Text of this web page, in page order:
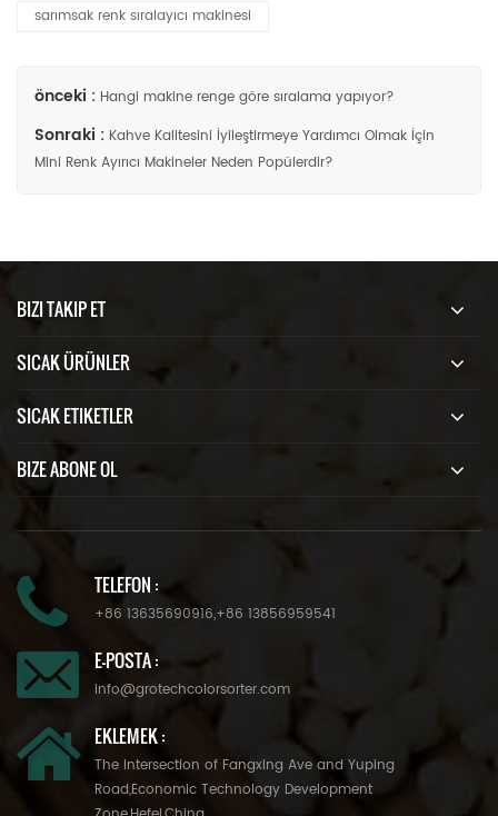
sarımsak renk sıralayıcı makinesi
önceki : Hangi makine renge göre sıralama yapıyor?
Sonraki : Kahve Kalitesini İyileştirmeye Yardımcı Olmak İçin
Mini Renk Ayırıcı Makineler Neden Popülerdir?
BIZI TAKIP ET
SICAK ÜRÜNLER
SICAK ETIKETLER
BIZE ABONE OL
TELEFON :
+86 13635690916,+86 13856959541
E-POSTA :
info@grotechcolorsorter.com
EKLEMEK :
The Intersection of Fangxing Ave and Yuping
Road,Economic Technology Development